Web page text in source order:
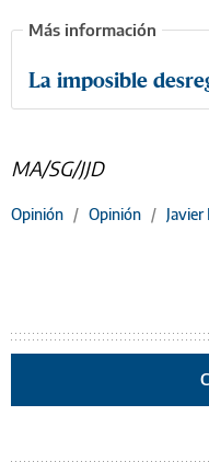
La imposible
MA/SG/JJD
Opinión / Opinión / Javier